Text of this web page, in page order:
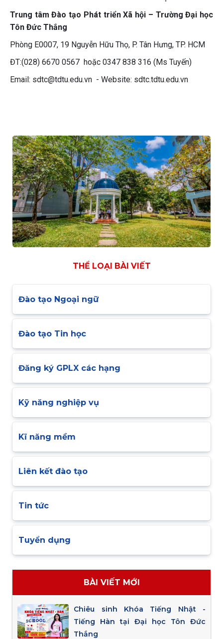
Trung tâm Đào tạo Phát triển Xã hội – Trường Đại học
Tôn Đức Thắng
Phòng E0007, 19 Nguyễn Hữu Thọ, P. Tân Hưng, TP. HCM
ĐT:(028) 6670 0567 hoặc 0347 838 316 (Ms Tuyến)
Email: sdtc@tdtu.edu.vn - Website: sdtc.tdtu.edu.vn
THỂ LOẠI BÀI VIẾT
Đào tạo Ngoại ngữ
Đào tạo Tin học
Đăng ký GPLX các hạng
Kỹ năng nghiệp vụ
Kĩ năng mềm
Liên kết đào tạo
Tin tức
Tuyển dụng
BÀI VIẾT MỚI
Chiêu sinh Khóa Tiếng Nhật -
Tiếng Hàn tại Đại học Tôn Đức
Thắng